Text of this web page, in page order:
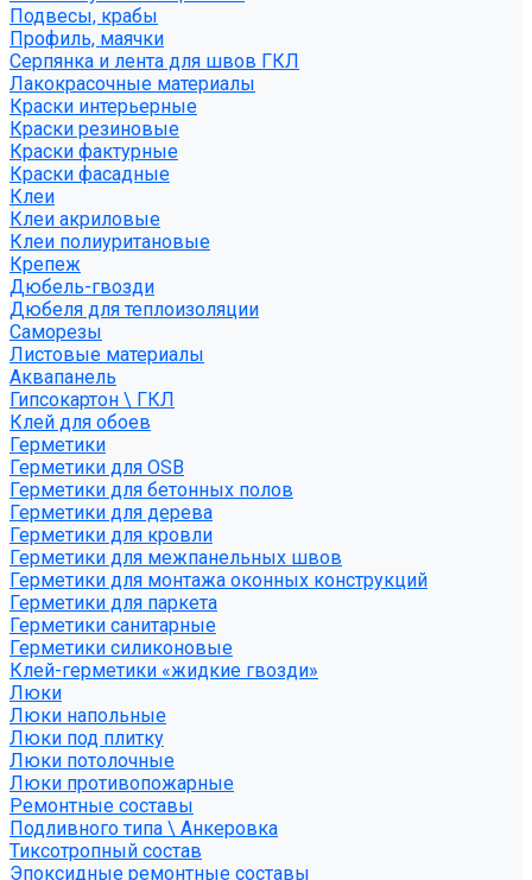
Подвесы, крабы
Профиль, маячки
Серпянка и лента для швов ГКЛ
Лакокрасочные материалы
Краски интерьерные
Краски резиновые
Краски фактурные
Краски фасадные
Клеи
Клеи акриловые
Клеи полиуритановые
Крепеж
Дюбель-гвозди
Дюбеля для теплоизоляции
Саморезы
Листовые материалы
Аквапанель
Гипсокартон \ ГКЛ
Клей для обоев
Герметики
Герметики для OSB
Герметики для бетонных полов
Герметики для дерева
Герметики для кровли
Герметики для межпанельных швов
Герметики для монтажа оконных конструкций
Герметики для паркета
Герметики санитарные
Герметики силиконовые
Клей-герметики «жидкие гвозди»
Люки
Люки напольные
Люки под плитку
Люки потолочные
Люки противопожарные
Ремонтные составы
Подливного типа \ Анкеровка
Тиксотропный состав
Эпоксидные ремонтные составы